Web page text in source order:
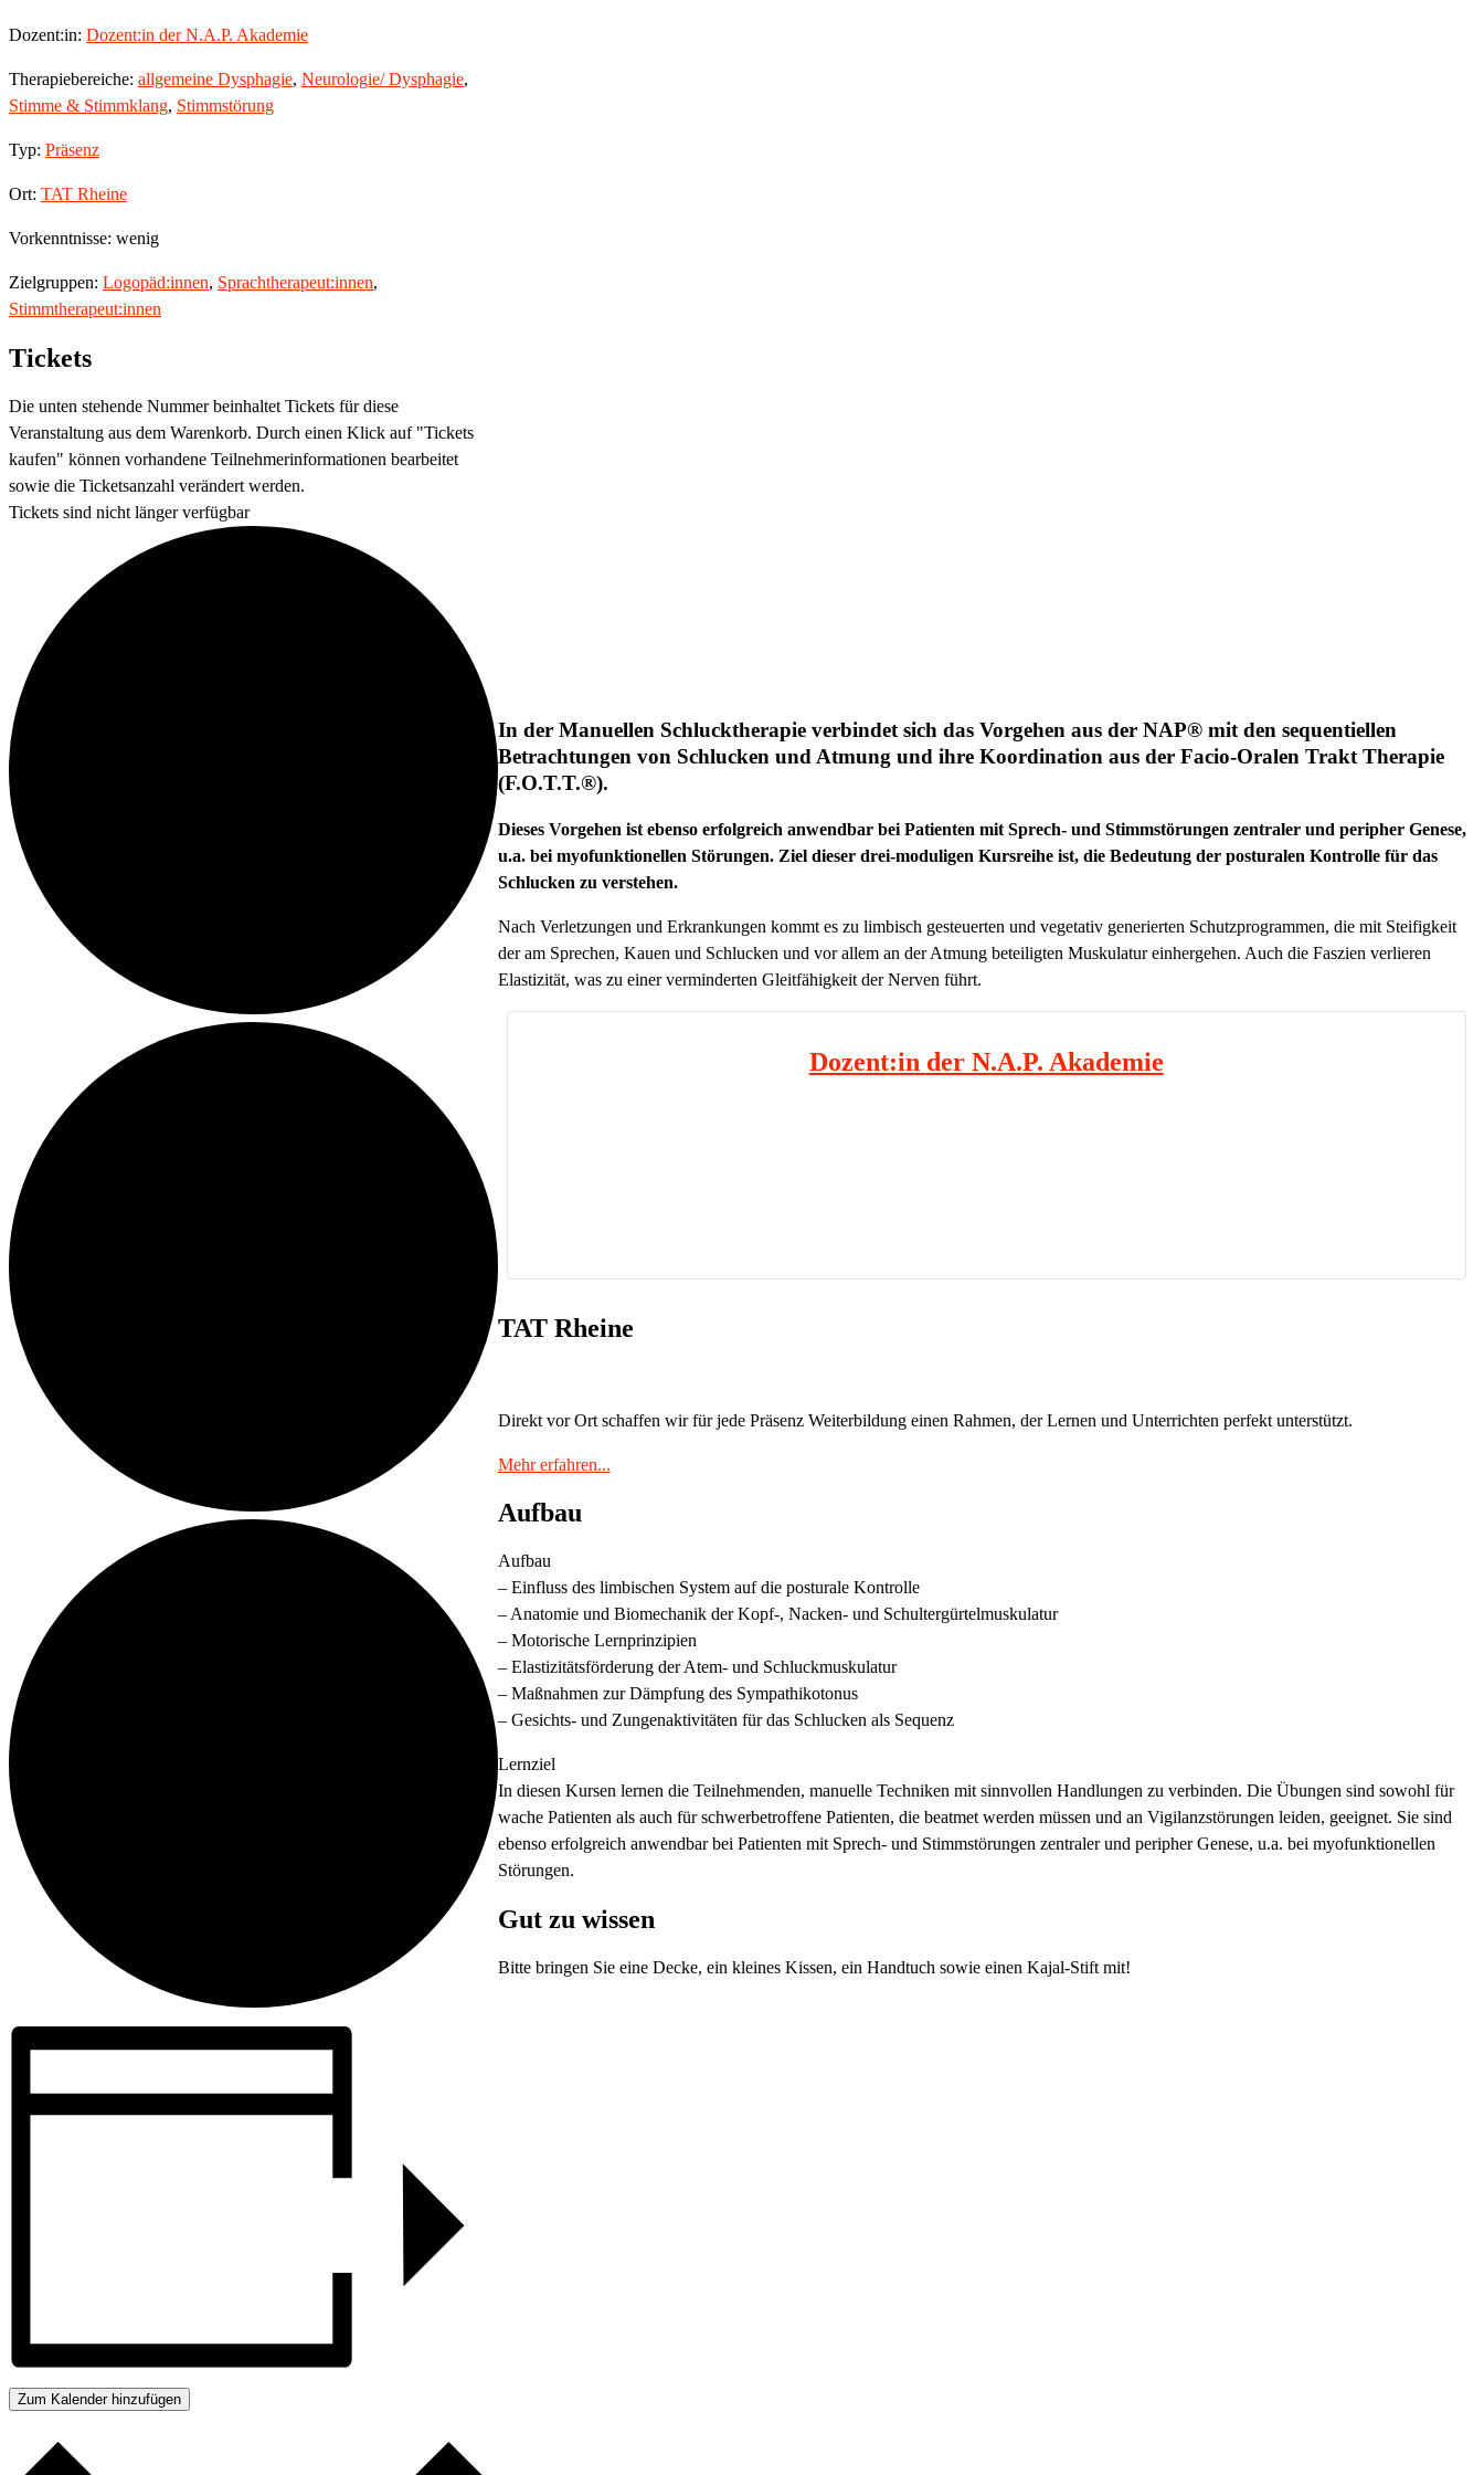
Dozent:in: Dozent:in der N.A.P. Akademie
Therapiebereiche: allgemeine Dysphagie, Neurologie/ Dysphagie,
Stimme & Stimmklang, Stimmstörung
Typ: Präsenz
Ort: TAT Rheine
Vorkenntnisse: wenig
Zielgruppen: Logopäd:innen, Sprachtherapeut:innen,
Stimmtherapeut:innen
Tickets
Die unten stehende Nummer beinhaltet Tickets für diese
Veranstaltung aus dem Warenkorb. Durch einen Klick auf "Tickets
kaufen" können vorhandene Teilnehmerinformationen bearbeitet
sowie die Ticketsanzahl verändert werden.
Tickets sind nicht länger verfügbar
Zum Kalender hinzufügen
In der Manuellen Schlucktherapie verbindet sich das Vorgehen aus der NAP® mit den sequentiellen
Betrachtungen von Schlucken und Atmung und ihre Koordination aus der Facio-Oralen Trakt Therapie
(F.O.T.T.®).
Dieses Vorgehen ist ebenso erfolgreich anwendbar bei Patienten mit Sprech- und Stimmstörungen zentraler und peripher Genese,
u.a. bei myofunktionellen Störungen. Ziel dieser drei-moduligen Kursreihe ist, die Bedeutung der posturalen Kontrolle für das
Schlucken zu verstehen.
Nach Verletzungen und Erkrankungen kommt es zu limbisch gesteuerten und vegetativ generierten Schutzprogrammen, die mit Steifigkeit
der am Sprechen, Kauen und Schlucken und vor allem an der Atmung beteiligten Muskulatur einhergehen. Auch die Faszien verlieren
Elastizität, was zu einer verminderten Gleitfähigkeit der Nerven führt.
Dozent:in der N.A.P. Akademie
TAT Rheine
Direkt vor Ort schaffen wir für jede Präsenz Weiterbildung einen Rahmen, der Lernen und Unterrichten perfekt unterstützt.
Mehr erfahren...
Aufbau
Aufbau
– Einfluss des limbischen System auf die posturale Kontrolle
– Anatomie und Biomechanik der Kopf-, Nacken- und Schultergürtelmuskulatur
– Motorische Lernprinzipien
– Elastizitätsförderung der Atem- und Schluckmuskulatur
– Maßnahmen zur Dämpfung des Sympathikotonus
– Gesichts- und Zungenaktivitäten für das Schlucken als Sequenz
Lernziel
In diesen Kursen lernen die Teilnehmenden, manuelle Techniken mit sinnvollen Handlungen zu verbinden. Die Übungen sind sowohl für
wache Patienten als auch für schwerbetroffene Patienten, die beatmet werden müssen und an Vigilanzstörungen leiden, geeignet. Sie sind
ebenso erfolgreich anwendbar bei Patienten mit Sprech- und Stimmstörungen zentraler und peripher Genese, u.a. bei myofunktionellen
Störungen.
Gut zu wissen
Bitte bringen Sie eine Decke, ein kleines Kissen, ein Handtuch sowie einen Kajal-Stift mit!